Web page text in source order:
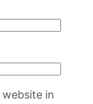
website in